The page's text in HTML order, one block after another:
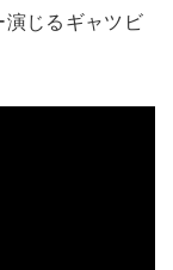
演じるギャツビ